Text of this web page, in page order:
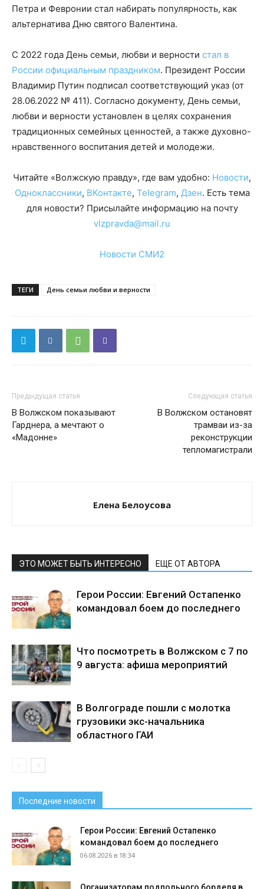
Петра и Февронии стал набирать популярность, как
альтернатива Дню святого Валентина.
С 2022 года День семьи, любви и верности стал в
России официальным праздником. Президент России
Владимир Путин подписал соответствующий указ (от
28.06.2022 № 411). Согласно документу, День семьи,
любви и верности установлен в целях сохранения
традиционных семейных ценностей, а также духовно-
нравственного воспитания детей и молодежи.
Читайте «Волжскую правду», где вам удобно: Новости,
Одноклассники, ВКонтакте, Telegram, Дзен. Есть тема
для новости? Присылайте информацию на почту
vlzpravda@mail.ru
Новости СМИ2
ТЕГИ День семьи любви и верности
Предыдущая статья
В Волжском показывают
Гарднера, а мечтают о
«Мадонне»
Следующая статья
В Волжском остановят
трамваи из-за
реконструкции
тепломагистрали
Елена Белоусова
ЭТО МОЖЕТ БЫТЬ ИНТЕРЕСНО ЕЩЕ ОТ АВТОРА
Герои России: Евгений Остапенко
командовал боем до последнего
Что посмотреть в Волжском с 7 по
9 августа: афиша мероприятий
В Волгограде пошли с молотка
грузовики экс-начальника
областного ГАИ
Последние новости
Герои России: Евгений Остапенко
командовал боем до последнего
06.08.2026 в 18:34